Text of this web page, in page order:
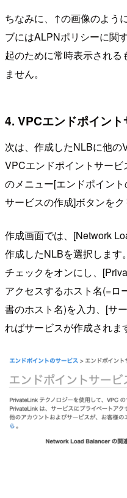
ちなみに、↑の画像のよう
ブにはALPNポリシーに関
起のために常時表示される
ません。
4. VPCエンドポイン
次は、作成したNLBに他
VPCエンドポイントサー
のメニュー[エンドポイン
サービスの作成]ボタンをク
作成画面では、[Network
作成したNLBを選択します
チェックをオンにし、
アクセスするホスト名(=ロ
書のホスト名)を入力、[サ
ればサービスが作成されま